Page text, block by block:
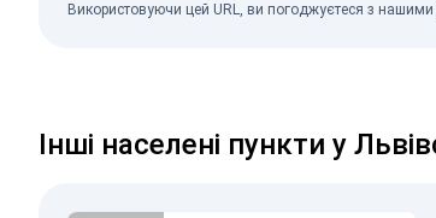
Використовуючи цей URL, ви погоджуєтеся з нашими
Інші населені пункти у